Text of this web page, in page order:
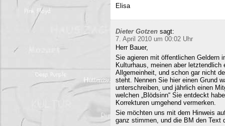
Elisa
Dieter Gotzen sagt:
7. April 2010 um 00:02 Uhr
Herr Bauer,
Sie agieren mit öffentlichen Geldern
Kulturhaus, meinen aber
Allgemeinheit, und schon gar nicht
steht. Nennen Sie hier einen Grund
unterschreiben, und jährlich einen
welchen „Blödsinn“ Sie entdeckt
Korrekturen umgehend vermerken.
Sie möchten uns mit dem Hinweis
ganz stimmen, und die BM den Text